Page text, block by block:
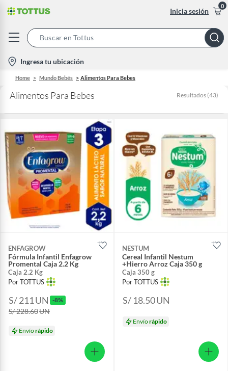
Inicia sesión
0
Bar
location-
icon
Ingresa tu ubicación
Home Mundo Bebés Alimentos Para Bebes
Alimentos Para Bebes Resultados (43)
ENFAGROW
Fórmula Infantil Enfagrow
Promental Caja 2.2 Kg
Caja 2.2 Kg
Por TOTTUS
S/ 211UN -8%
S/ 228.60UN
Envíorápido
NESTUM
Cereal Infantil Nestum
+Hierro Arroz Caja 350 g
Caja 350 g
Por TOTTUS
S/ 18.50UN
Envíorápido